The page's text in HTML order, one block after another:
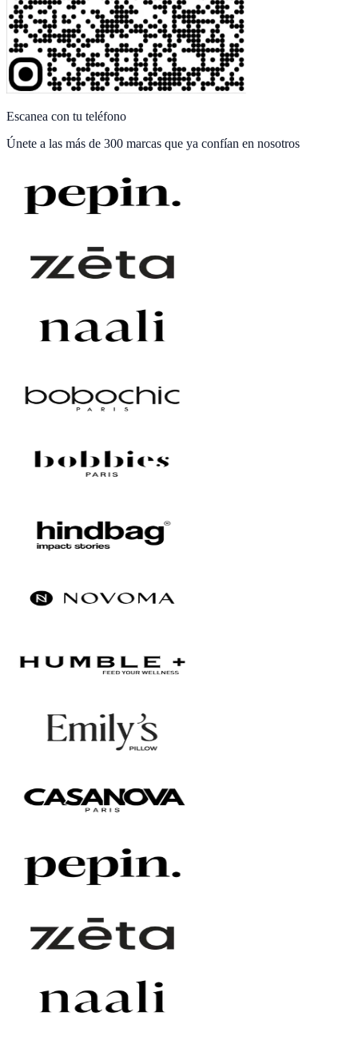
Escanea con tu teléfono
Únete a las más de 300 marcas que ya confían en nosotros